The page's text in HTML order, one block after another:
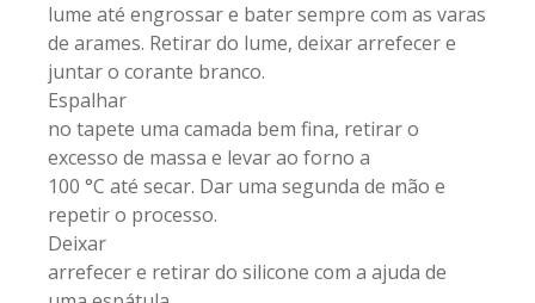
lume até engrossar e bater sempre com as varas
de arames. Retirar do lume, deixar arrefecer e
juntar o corante branco.
Espalhar
no tapete uma camada bem fina, retirar o
excesso de massa e levar ao forno a
100 °C até secar. Dar uma segunda de mão e
repetir o processo.
Deixar
arrefecer e retirar do silicone com a ajuda de